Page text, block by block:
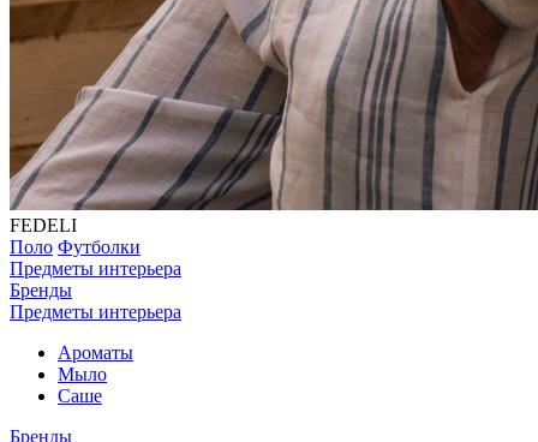
FEDELI
Поло Футболки
Предметы интерьера
Бренды
Предметы интерьера
Ароматы
Мыло
Саше
Бренды